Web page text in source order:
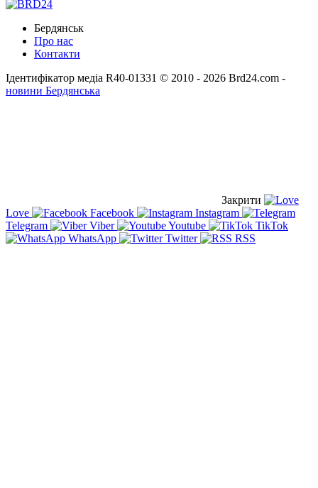
Бердянськ
Про нас
Контакти
Ідентифікатор медіа R40-01331 © 2010 - 2026 Brd24.com -
новини Бердянська
Закрити
Love
Facebook
Instagram
Telegram
Viber Youtube
TikTok
WhatsApp
Twitter RSS